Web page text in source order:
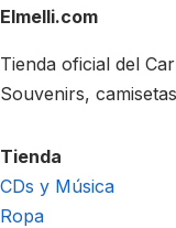
Elmelli.com
Tienda oficial del
Souvenirs,
Tienda
CDs y Música
Ropa